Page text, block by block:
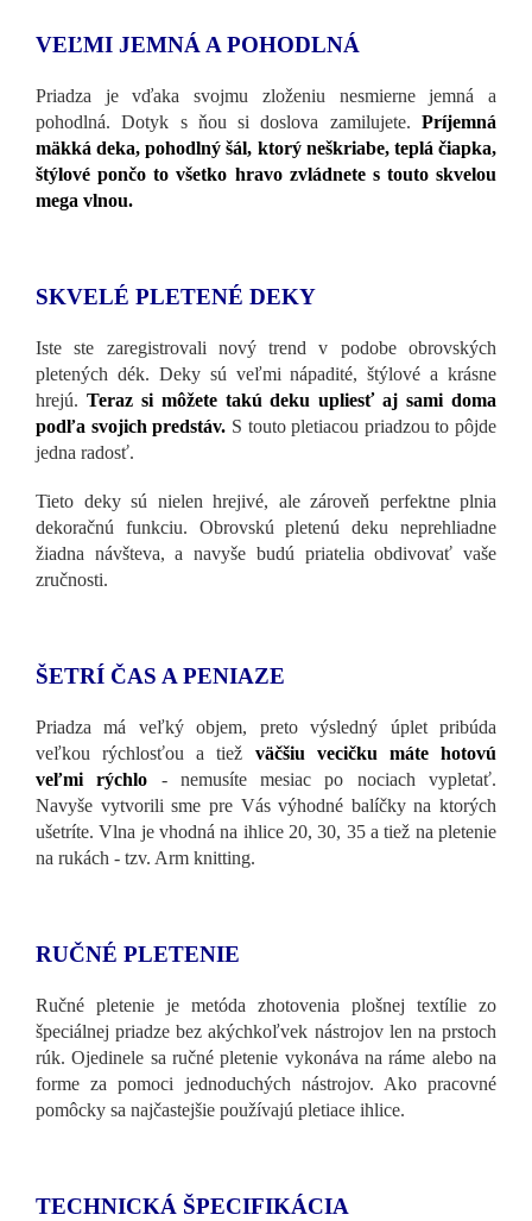
VEĽMI JEMNÁ A POHODLNÁ
Priadza je vďaka svojmu zloženiu nesmierne jemná a
pohodlná. Dotyk s ňou si doslova zamilujete. Príjemná
mäkká deka, pohodlný šál, ktorý neškriabe, teplá čiapka,
štýlové pončo to všetko hravo zvládnete s touto skvelou
mega vlnou.
SKVELÉ PLETENÉ DEKY
Iste ste zaregistrovali nový trend v podobe obrovských
pletených dék. Deky sú veľmi nápadité, štýlové a krásne
hrejú. Teraz si môžete takú deku upliesť aj sami doma
podľa svojich predstáv. S touto pletiacou priadzou to pôjde
jedna radosť.
Tieto deky sú nielen hrejivé, ale zároveň perfektne plnia
dekoračnú funkciu. Obrovskú pletenú deku neprehliadne
žiadna návšteva, a navyše budú priatelia obdivovať vaše
zručnosti.
ŠETRÍ ČAS A PENIAZE
Priadza má veľký objem, preto výsledný úplet pribúda
veľkou rýchlosťou a tiež väčšiu vecičku máte hotovú
veľmi rýchlo
- nemusíte mesiac po nociach vypletať.
Navyše vytvorili sme pre Vás výhodné balíčky na ktorých
ušetríte. Vlna je vhodná na ihlice 20, 30, 35 a tiež na pletenie
na rukách - tzv. Arm knitting.
RUČNÉ PLETENIE
Ručné pletenie je metóda zhotovenia plošnej textílie zo
špeciálnej priadze bez akýchkoľvek nástrojov len na prstoch
rúk. Ojedinele sa ručné pletenie vykonáva na ráme alebo na
forme za pomoci jednoduchých nástrojov. Ako pracovné
pomôcky sa najčastejšie používajú pletiace ihlice.
TECHNICKÁ ŠPECIFIKÁCIA